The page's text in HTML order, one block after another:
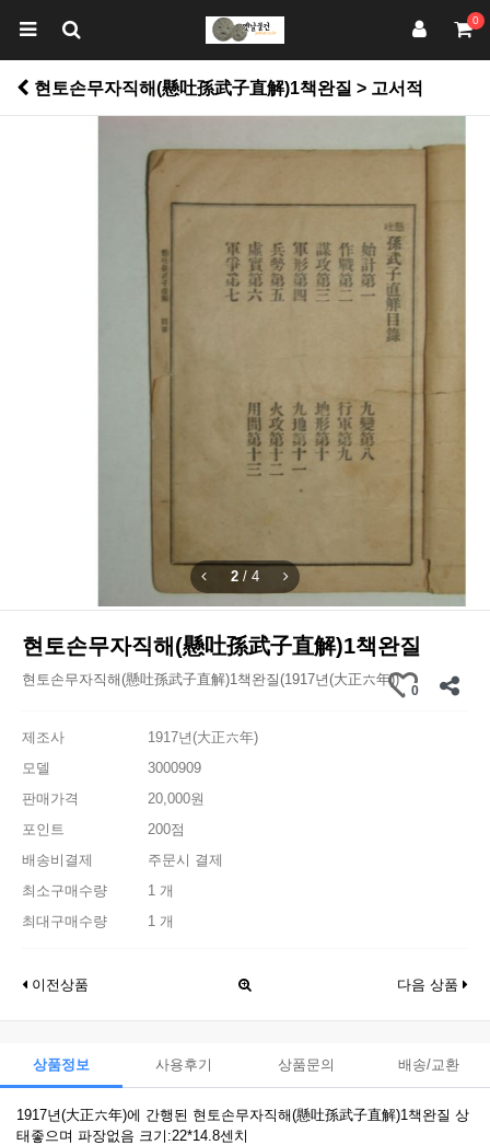
0
현토손무자직해(懸吐孫武子直解)1책완질 > 고서적
2 / 4
현토손무자직해(懸吐孫武子直解)1책완질
현토손무자직해(懸吐孫武子直解)1책완질(1917년(大正六年))
0
제조사
1917년(大正六年)
모델
3000909
판매가격
20,000원
포인트
200점
배송비결제
주문시 결제
최소구매수량
1 개
최대구매수량
1 개
이전상품 다음 상품
상품정보 사용후기 상품문의 배송/교환
1917년(大正六年)에 간행된 현토손무자직해(懸吐孫武子直解)1책완질 상
태좋으며 파장없음 크기:22*14.8센치